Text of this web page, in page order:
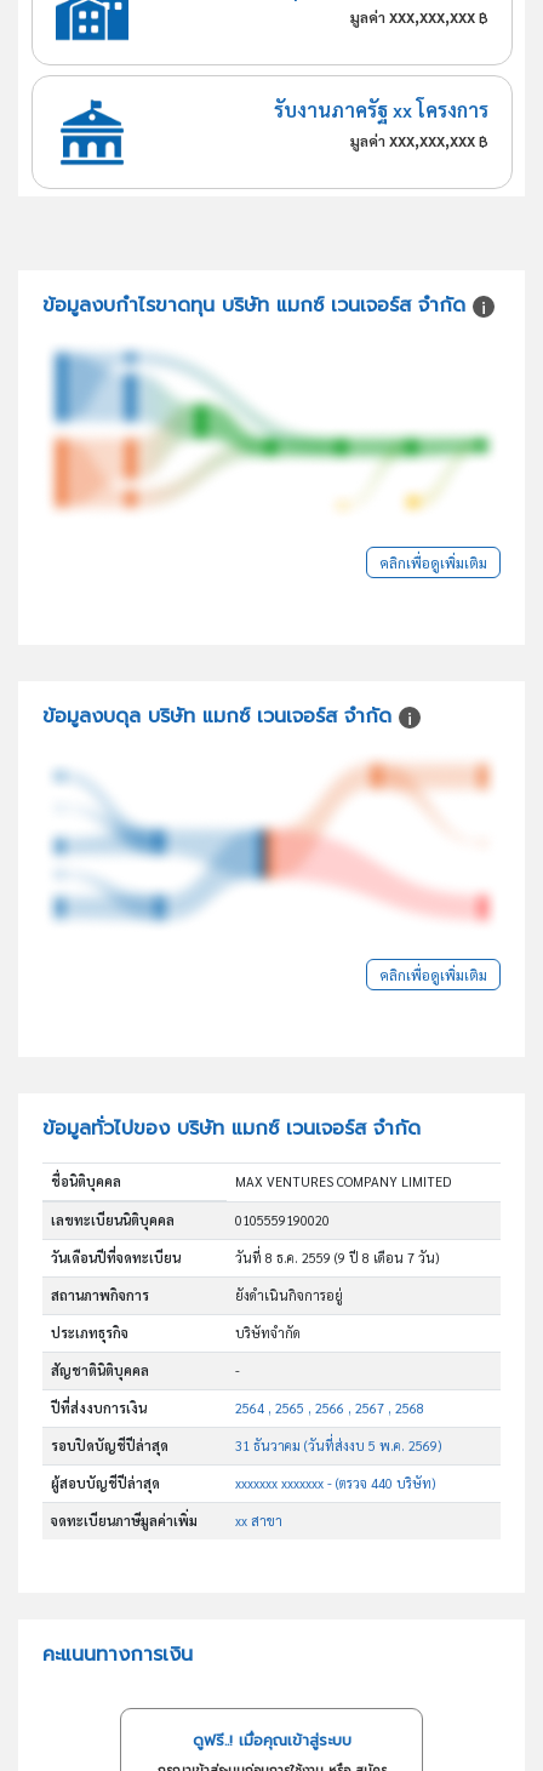
มูลค่า xxx,xxx,xxx ฿
รับงานภาครัฐ xx โครงการ
มูลค่า xxx,xxx,xxx ฿
ข้อมูลงบกำไรขาดทุน บริษัท แมกซ์ เวนเจอร์ส จำกัด
คลิกเพื่อดูเพิ่มเติม
ข้อมูลงบดุล บริษัท แมกซ์ เวนเจอร์ส จำกัด
คลิกเพื่อดูเพิ่มเติม
ข้อมูลทั่วไปของ บริษัท แมกซ์ เวนเจอร์ส จำกัด
ชื่อนิติบุคคล MAX VENTURES COMPANY LIMITED
เลขทะเบียนนิติบุคคล 0105559190020
วันเดือนปีที่จดทะเบียน วันที่ 8 ธ.ค. 2559(9 ปี 8 เดือน 7 วัน)
สถานภาพกิจการ ยังดำเนินกิจการอยู่
ประเภทธุรกิจ บริษัทจำกัด
สัญชาตินิติบุคคล -
ปีที่ส่งงบการเงิน 2564 , 2565 , 2566 , 2567 , 2568
รอบปิดบัญชีปีล่าสุด 31 ธันวาคม (วันที่ส่งงบ 5 พ.ค. 2569)
ผู้สอบบัญชีปีล่าสุด xxxxxxx xxxxxxx - (ตรวจ 440 บริษัท)
จดทะเบียนภาษีมูลค่าเพิ่ม xx สาขา
คะแนนทางการเงิน
ดูฟรี..! เมื่อคุณเข้าสู่ระบบ